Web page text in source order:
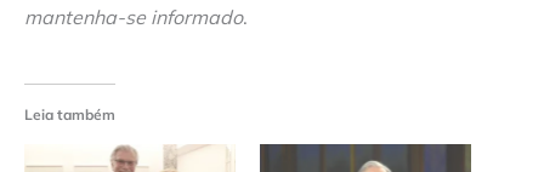
mantenha-se informado.
Leia também